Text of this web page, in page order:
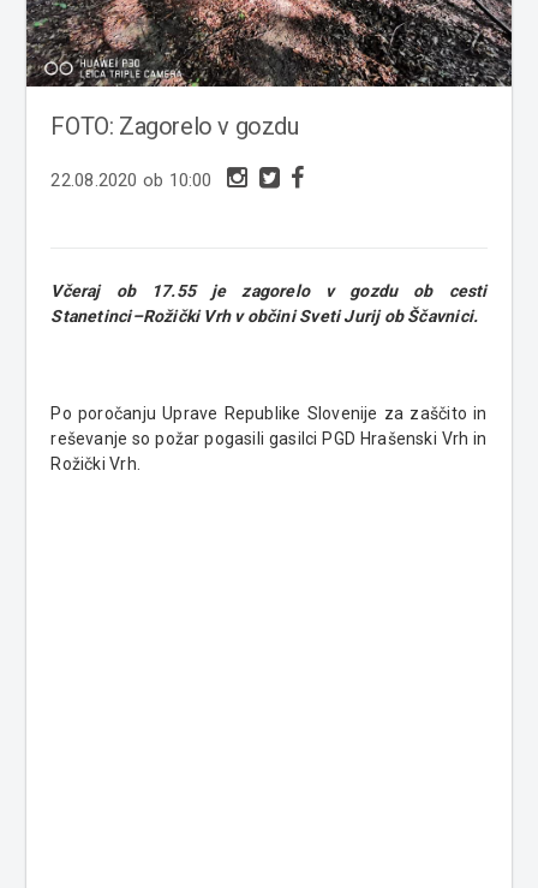
FOTO: Zagorelo v gozdu
22.08.2020 ob 10:00
Včeraj ob 17.55 je zagorelo v gozdu ob cesti
Stanetinci–Rožički Vrh v občini Sveti Jurij ob Ščavnici.
Po poročanju Uprave Republike Slovenije za zaščito in
reševanje so požar pogasili gasilci PGD Hrašenski Vrh in
Rožički Vrh.